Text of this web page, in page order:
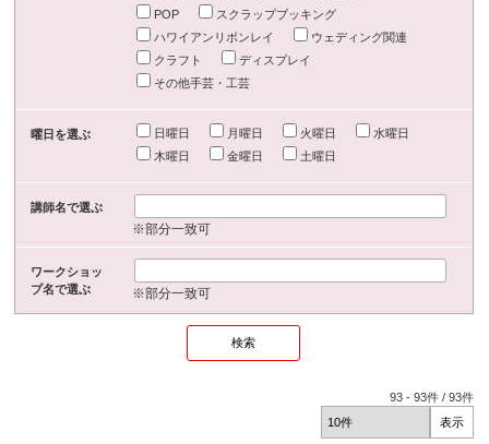
POP
スクラップブッキング
ハワイアンリボンレイ
ウェディング関連
クラフト
ディスプレイ
その他手芸・工芸
曜日を選ぶ 日曜日 月曜日 火曜日
水曜日
木曜日
金曜日 土曜日
講師名で選ぶ
※部分一致可
ワークショッ
プ名で選ぶ
※部分一致可
93 -93件 /93件